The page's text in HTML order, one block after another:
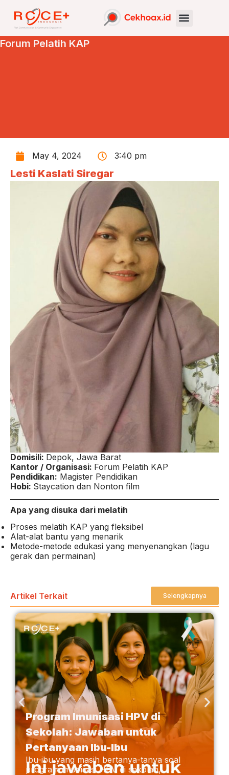
Forum Pelatih KAP
May 4, 2024 3:40 pm
Lesti Kaslati Siregar
Domisili: Depok, Jawa Barat
Kantor / Organisasi: Forum Pelatih KAP
Pendidikan: Magister Pendidikan
Hobi: Staycation dan Nonton film
Apa yang disuka dari melatih
Proses melatih KAP yang fleksibel
Alat-alat bantu yang menarik
Metode-metode edukasi yang menyenangkan (lagu
gerak dan permainan)
Artikel Terkait Selengkapnya
Program Imunisasi HPV di
Sekolah: Jawaban untuk
Pertanyaan Ibu-Ibu
Ibu-ibu yang masih bertanya-tanya soal
program imunisasi HPV di sekolah,. . .